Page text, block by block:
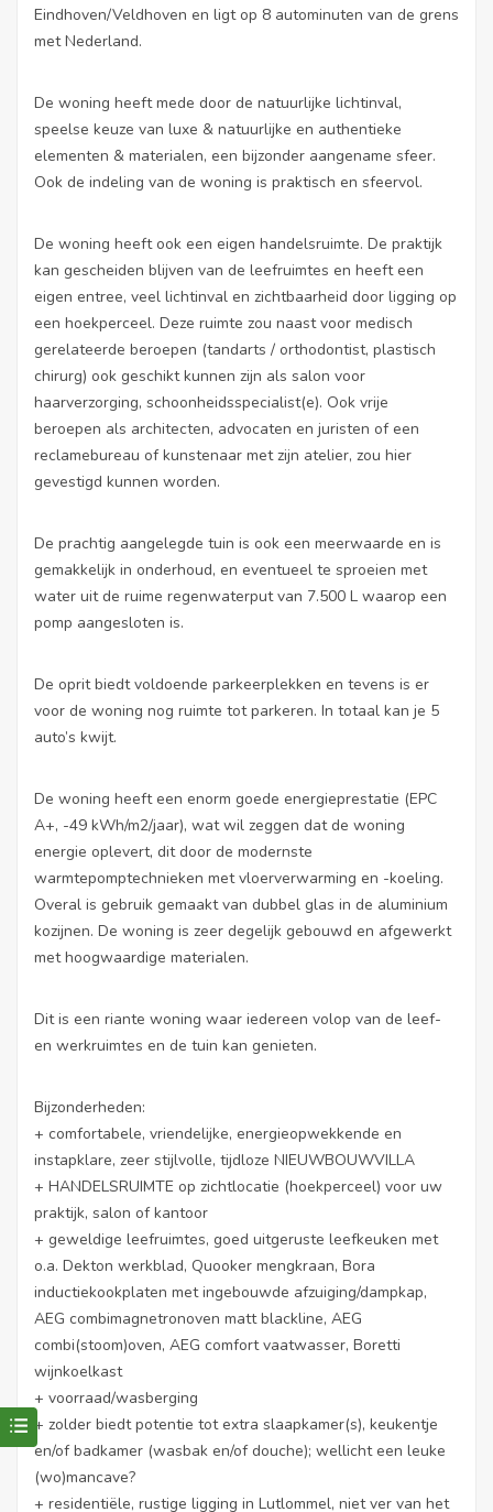
Eindhoven/Veldhoven en ligt op 8 autominuten van de grens
met Nederland.
De woning heeft mede door de natuurlijke lichtinval,
speelse keuze van luxe & natuurlijke en authentieke
elementen & materialen, een bijzonder aangename sfeer.
Ook de indeling van de woning is praktisch en sfeervol.
De woning heeft ook een eigen handelsruimte. De praktijk
kan gescheiden blijven van de leefruimtes en heeft een
eigen entree, veel lichtinval en zichtbaarheid door ligging op
een hoekperceel. Deze ruimte zou naast voor medisch
gerelateerde beroepen (tandarts / orthodontist, plastisch
chirurg) ook geschikt kunnen zijn als salon voor
haarverzorging, schoonheidsspecialist(e). Ook vrije
beroepen als architecten, advocaten en juristen of een
reclamebureau of kunstenaar met zijn atelier, zou hier
gevestigd kunnen worden.
De prachtig aangelegde tuin is ook een meerwaarde en is
gemakkelijk in onderhoud, en eventueel te sproeien met
water uit de ruime regenwaterput van 7.500 L waarop een
pomp aangesloten is.
De oprit biedt voldoende parkeerplekken en tevens is er
voor de woning nog ruimte tot parkeren. In totaal kan je 5
auto’s kwijt.
De woning heeft een enorm goede energieprestatie (EPC
A+, -49 kWh/m2/jaar), wat wil zeggen dat de woning
energie oplevert, dit door de modernste
warmtepomptechnieken met vloerverwarming en -koeling.
Overal is gebruik gemaakt van dubbel glas in de aluminium
kozijnen. De woning is zeer degelijk gebouwd en afgewerkt
met hoogwaardige materialen.
Dit is een riante woning waar iedereen volop van de leef-
en werkruimtes en de tuin kan genieten.
Bijzonderheden:
+ comfortabele, vriendelijke, energieopwekkende en
instapklare, zeer stijlvolle, tijdloze NIEUWBOUWVILLA
+ HANDELSRUIMTE op zichtlocatie (hoekperceel) voor uw
praktijk, salon of kantoor
+ geweldige leefruimtes, goed uitgeruste leefkeuken met
o.a. Dekton werkblad, Quooker mengkraan, Bora
inductiekookplaten met ingebouwde afzuiging/dampkap,
AEG combimagnetronoven matt blackline, AEG
combi(stoom)oven, AEG comfort vaatwasser, Boretti
wijnkoelkast
+ voorraad/wasberging
+ zolder biedt potentie tot extra slaapkamer(s), keukentje
en/of badkamer (wasbak en/of douche); wellicht een leuke
(wo)mancave?
+ residentiële, rustige ligging in Lutlommel, niet ver van het